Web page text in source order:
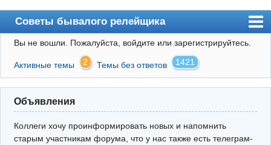
Советы бывалого релейщика
Форум
Правила
Поиск
Регистрация
Вы не вошли. Пожалуйста, войдите или зарегистрируйтесь.
Активные темы 2 Темы без ответов 1421
Объявления
Коллеги хочу проинформировать новых и напомнить
старым участникам форума, что у нас также есть телеграм-